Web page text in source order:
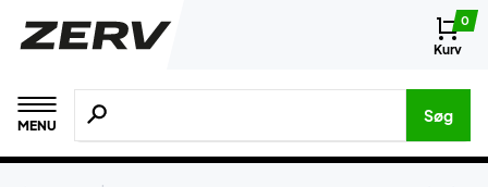
0
Kurv
MENU
Søg efter produkter, mærker etc.
Søg